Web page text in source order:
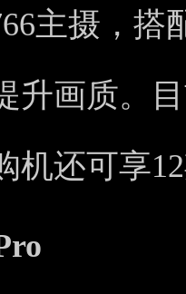
主摄，搭
升画质。
机还可享